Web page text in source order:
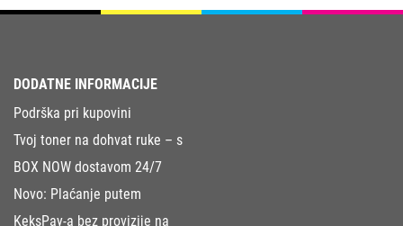
DODATNE INFORMACIJE
Podrška pri kupovini
Tvoj toner na dohvat ruke – s
BOX NOW dostavom 24/7
Novo: Plaćanje putem
KeksPay-a bez provizije na